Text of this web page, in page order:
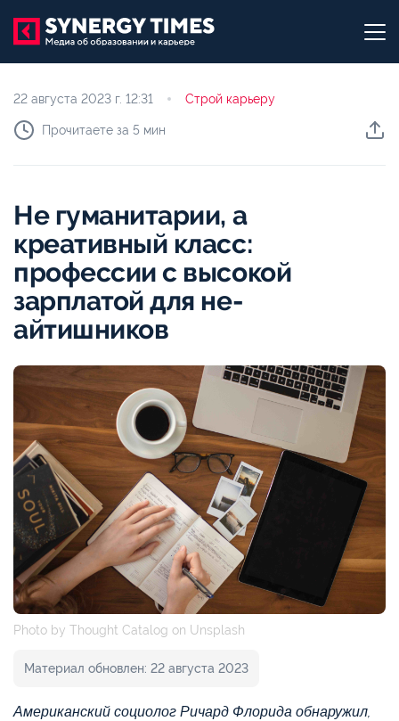
22 августа 2023 г. 12:31 Строй карьеру
Прочитаете за 5 мин
Не гуманитарии, а
креативный класс:
профессии с высокой
зарплатой для не-
айтишников
Photo by Thought Catalog on Unsplash
Материал обновлен: 22 августа 2023
Американский социолог Ричард Флорида обнаружил,